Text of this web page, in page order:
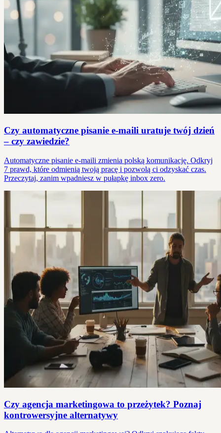
Czy automatyczne pisanie e-maili uratuje twój dzień
– czy zawiedzie?
Automatyczne pisanie e-maili zmienia polską komunikację. Odkryj
7 prawd, które odmienią twoją pracę i pozwolą ci odzyskać czas.
Przeczytaj, zanim wpadniesz w pułapkę inbox zero.
Czy agencja marketingowa to przeżytek? Poznaj
kontrowersyjne alternatywy